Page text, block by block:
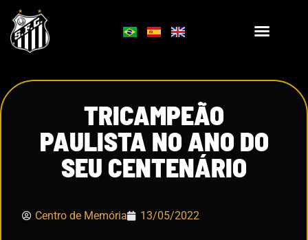
TRICAMPEÃO
PAULISTA NO ANO DO
SEU CENTENÁRIO
Centro de Memória 13/05/2022